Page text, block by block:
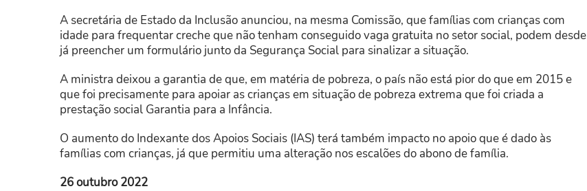
A secretária de Estado da Inclusão anunciou, na mesma Comissão, que famílias com crianças com
idade para frequentar creche que não tenham conseguido vaga gratuita no setor social, podem desde
já preencher um formulário junto da Segurança Social para sinalizar a situação.
A ministra deixou a garantia de que, em matéria de pobreza, o país não está pior do que em 2015 e
que foi precisamente para apoiar as crianças em situação de pobreza extrema que foi criada a
prestação social Garantia para a Infância.
O aumento do Indexante dos Apoios Sociais (IAS) terá também impacto no apoio que é dado às
famílias com crianças, já que permitiu uma alteração nos escalões do abono de família.
26 outubro 2022